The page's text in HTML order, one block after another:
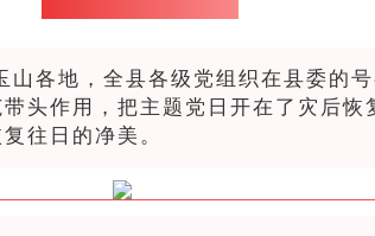
山各地，全县各级党组织在县委的
头作用，把主题党日开在了灾后恢
往日的净美。